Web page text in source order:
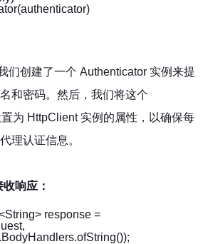
创建了一个 Authenticator 实例来提
和密码。然后，我们将这个
为 HttpClient 实例的属性，以确保每
理认证信息。
响应：
response =